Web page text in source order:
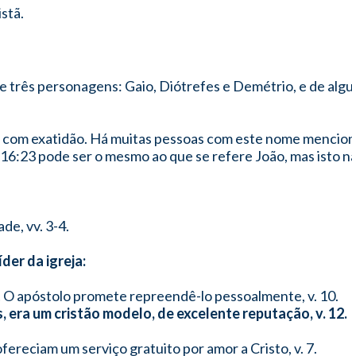
três personagens: Gaio, Diótrefes e Demétrio, e de
exatidão. Há muitas pessoas com este nome
pode ser o mesmo ao que se refere João, mas isto
vv. 3-4.
da igreja:
apóstolo promete repreendê-lo pessoalmente, v. 10.
um cristão modelo, de excelente reputação, v. 12.
um serviço gratuito por amor a Cristo, v. 7.